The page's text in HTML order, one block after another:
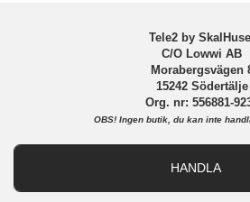
Tele2 by
C/O Lowwi AB
Morabergsvägen
15242 Södertälje
Org. nr: 556881-
OBS! Ingen butik, du kan inte
HANDLA